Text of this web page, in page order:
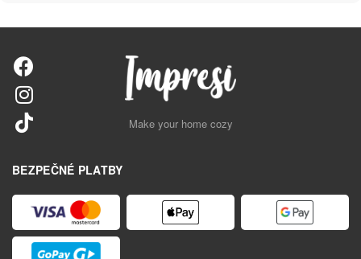
Make your home cozy
BEZPEČNÉ PLATBY